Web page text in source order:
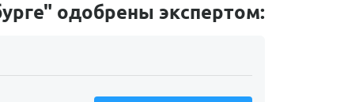
одобрены экспертом: